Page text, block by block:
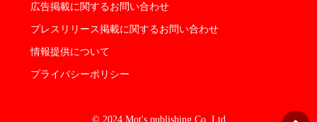
広告掲載に関するお問い合わせ
プレスリリース掲載に関するお問い合わせ
情報提供について
プライバシーポリシー
© 2024 Mot's publishing Co.,Ltd